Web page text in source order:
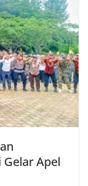
Apel